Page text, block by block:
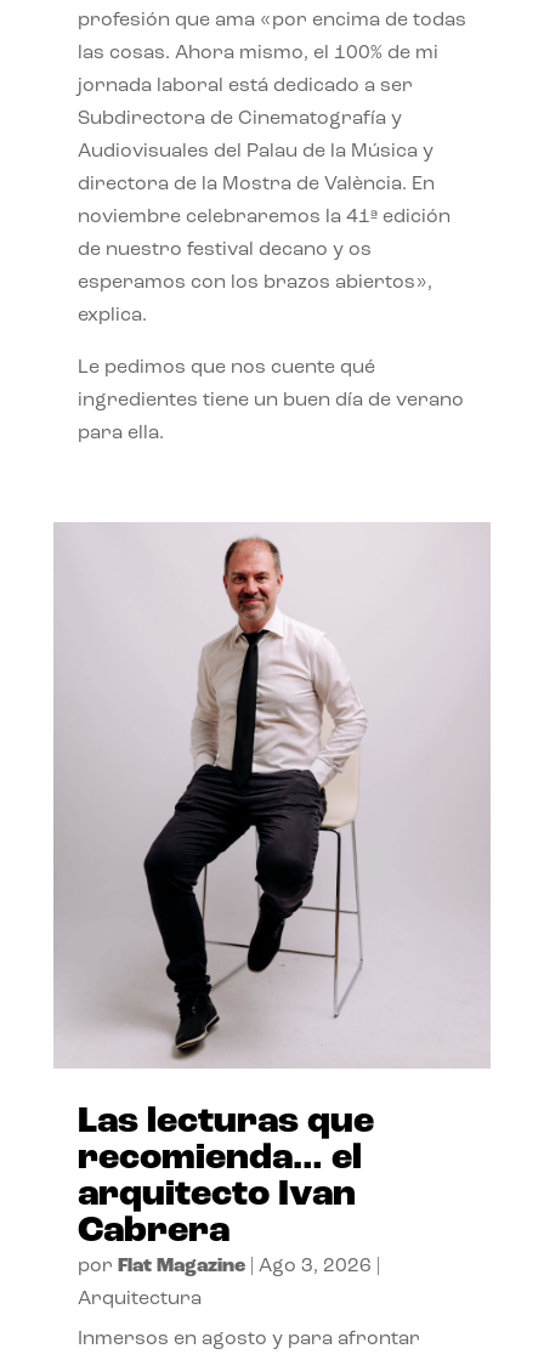
profesión que ama «por encima de todas
las cosas. Ahora mismo, el 100% de mi
jornada laboral está dedicado a ser
Subdirectora de Cinematografía y
Audiovisuales del Palau de la Música y
directora de la Mostra de València. En
noviembre celebraremos la 41ª edición
de nuestro festival decano y os
esperamos con los brazos abiertos»,
explica.
Le pedimos que nos cuente qué
ingredientes tiene un buen día de verano
para ella.
Las lecturas que
recomienda… el
arquitecto Ivan
Cabrera
por Flat Magazine| Ago 3, 2026
Arquitectura
Inmersos en agosto y para afrontar